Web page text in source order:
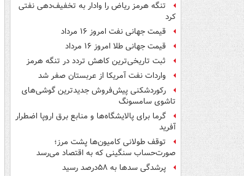
تنگه هرمز ریاض را وادار به تخفیف‌دهی نفتی
کرد
قیمت جهانی نفت امروز ۱۶ مرداد
قیمت جهانی طلا امروز ۱۶ مرداد
ثبت تاریخی‌ترین کاهش تردد در تنگه هرمز
واردات نفت آمریکا از عربستان صفر شد
رکوردشکنی پیش‌فروش جدیدترین گوشی‌های
تاشوی سامسونگ
گرما برای پالایشگاه‌ها و منابع برق اروپا اضطرار
آفرید
توقف طولانی کامیون‌ها پشت مرز؛
صورت‌حساب سنگینی که به اقتصاد می‌رسد
پرشدگی سدها به ۵۸درصد رسید